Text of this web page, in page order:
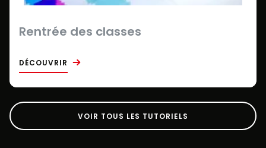
Rentrée des classes
DÉCOUVRIR
VOIR TOUS LES TUTORIELS